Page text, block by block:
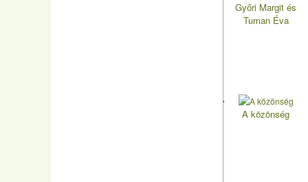
Győri Margit és
Tuman Éva
A közönség